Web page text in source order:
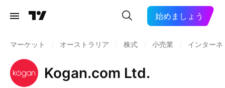
始めましょう
マーケット オーストラリア 株式 小売業 インター
Kogan.com Ltd.